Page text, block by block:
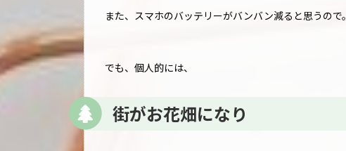
また、スマホのバッテリーがバンバン減ると思うので。
でも、個人的には、
街がお花畑になり